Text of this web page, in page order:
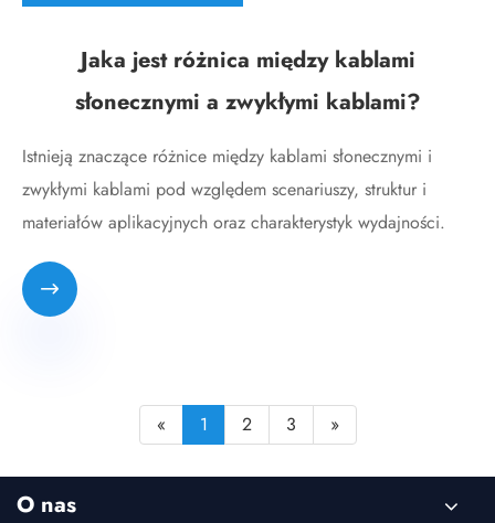
Jaka jest różnica między kablami
słonecznymi a zwykłymi kablami?
Istnieją znaczące różnice między kablami słonecznymi i
zwykłymi kablami pod względem scenariuszy, struktur i
materiałów aplikacyjnych oraz charakterystyk wydajności.

« 1 2 3 »
O nas